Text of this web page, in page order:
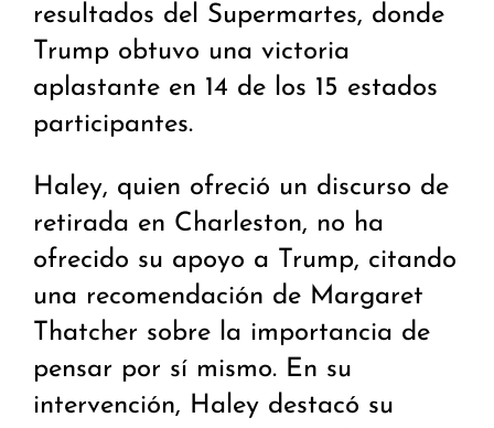
resultados del Supermartes, donde
Trump obtuvo una victoria
aplastante en 14 de los 15 estados
participantes.
Haley, quien ofreció un discurso de
retirada en Charleston, no ha
ofrecido su apoyo a Trump, citando
una recomendación de Margaret
Thatcher sobre la importancia de
pensar por sí mismo. En su
intervención, Haley destacó su